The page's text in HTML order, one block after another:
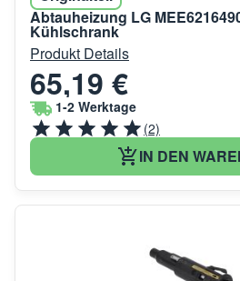
Abtauheizung LG
Kühlschrank
Produkt Details
65,19 €
1-2 Werktage
(2)
IN DEN